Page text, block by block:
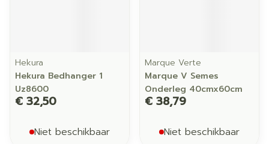
Hekura
Hekura Bedhanger 1
Uz8600
€ 32,50
Niet beschikbaar
Marque Verte
Marque V Semes
Onderleg 40cmx60cm
€ 38,79
Niet beschikbaar